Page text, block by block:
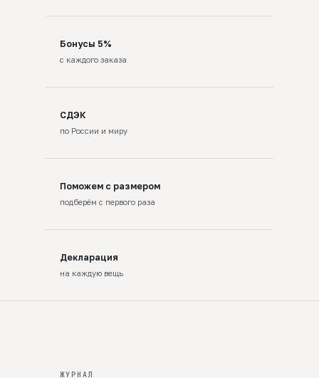
Бонусы 5%
с каждого заказа
СДЭК
по России и миру
Поможем с размером
подберём с первого раза
Декларация
на каждую вещь
ЖУРНАЛ